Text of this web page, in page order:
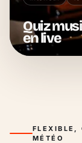
Quiz
en live
FLEXIBLE,
MÉTÉO